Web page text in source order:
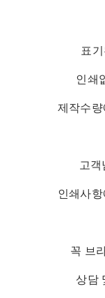
표
인쇄
제작수
고
인쇄사
꼭 브
상담